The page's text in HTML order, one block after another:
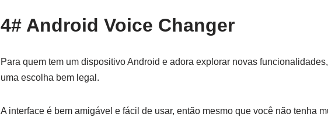
4# Android Voice Changer
Para quem tem um dispositivo Android e adora explorar novas
uma escolha bem legal.
A interface é bem amigável e fácil de usar, então mesmo que você não tenha